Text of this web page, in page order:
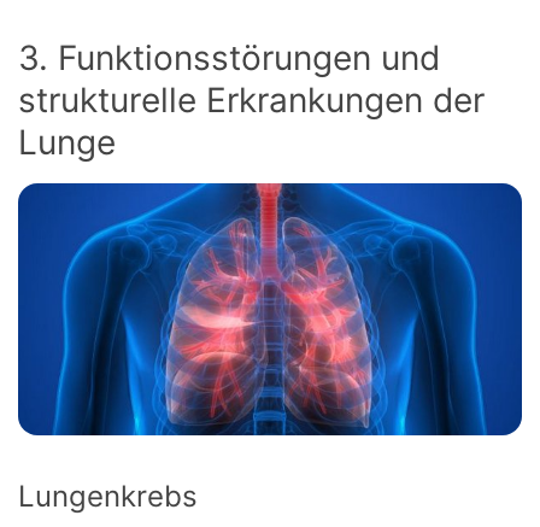
3. Funktionsstörungen und
strukturelle Erkrankungen der
Lunge
Lungenkrebs